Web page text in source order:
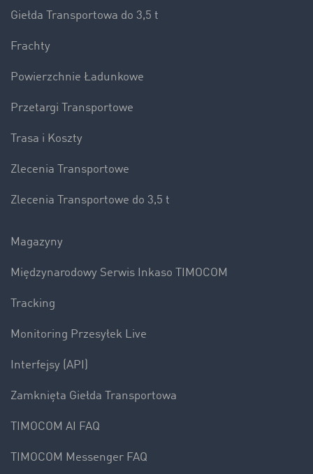
Giełda Transportowa do 3,5 t
Frachty
Powierzchnie Ładunkowe
Przetargi Transportowe
Trasa i Koszty
Zlecenia Transportowe
Zlecenia Transportowe do 3,5 t
Magazyny
Międzynarodowy Serwis Inkaso TIMOCOM
Tracking
Monitoring Przesyłek Live
Interfejsy (API)
Zamknięta Giełda Transportowa
TIMOCOM AI FAQ
TIMOCOM Messenger FAQ